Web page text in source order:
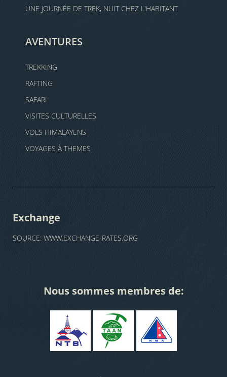
UNE JOURNÉE DE TREK, NUIT CHEZ L'HABITANT
AVENTURES
TREKKING
RAFTING
SAFARI
VISITES CULTURELLES
VOLS HIMALAYENS
VOYAGES À THEMES
Exchange
SOURCE: WWW.EXCHANGE-RATES.ORG
Nous sommes membres de: